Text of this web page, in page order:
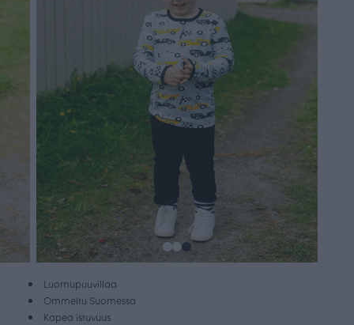
Luomupuuvillaa
Ommeltu Suomessa
Kapea istuvuus